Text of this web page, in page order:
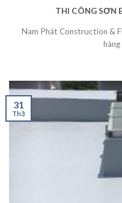
THI CÔNG SƠN
Nam Phát Construction &
31
Th3